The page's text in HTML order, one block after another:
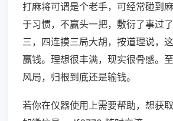
打麻将可谓是个老手，可经常碰到
于习惯，不赢头一把，敷衍了事过了
三，四连摸三局大胡，按道理说，
赢钱。理想很丰满，现实很骨感。
风局，归根到底还是输钱。
若你在仪器使用上需要帮助，想获